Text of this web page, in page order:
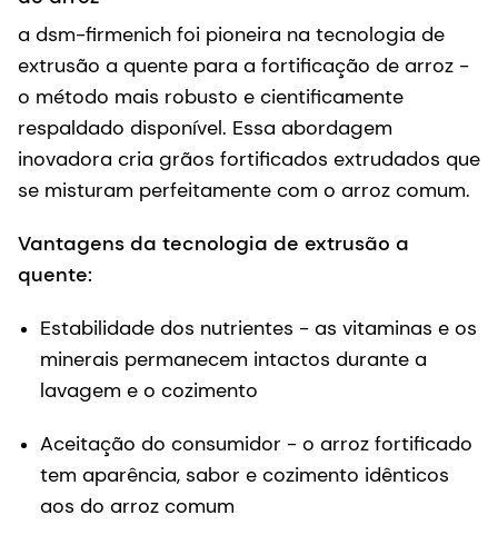
a dsm-firmenich foi pioneira na tecnologia de
extrusão a quente para a fortificação de arroz -
o método mais robusto e cientificamente
respaldado disponível. Essa abordagem
inovadora cria grãos fortificados extrudados que
se misturam perfeitamente com o arroz comum.
Vantagens da tecnologia de extrusão a
quente:
Estabilidade dos nutrientes - as vitaminas e os
minerais permanecem intactos durante a
lavagem e o cozimento
Aceitação do consumidor - o arroz fortificado
tem aparência, sabor e cozimento idênticos
aos do arroz comum